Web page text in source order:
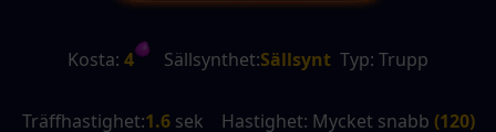
Kosta: 4 Sällsynthet:Sällsynt Typ: Trupp
Träffhastighet:1.6 sek    Hastighet: Mycket snabb (120)